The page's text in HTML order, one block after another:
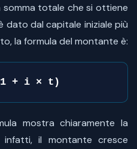
totale che si ottiene
dato dal capitale iniziale più
la formula del montante è:
+ i × t)
mostra chiaramente la
infatti, il montante cresce